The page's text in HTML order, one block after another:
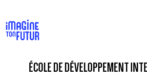
ÉCOLE DE DÉVELOPPEMENT